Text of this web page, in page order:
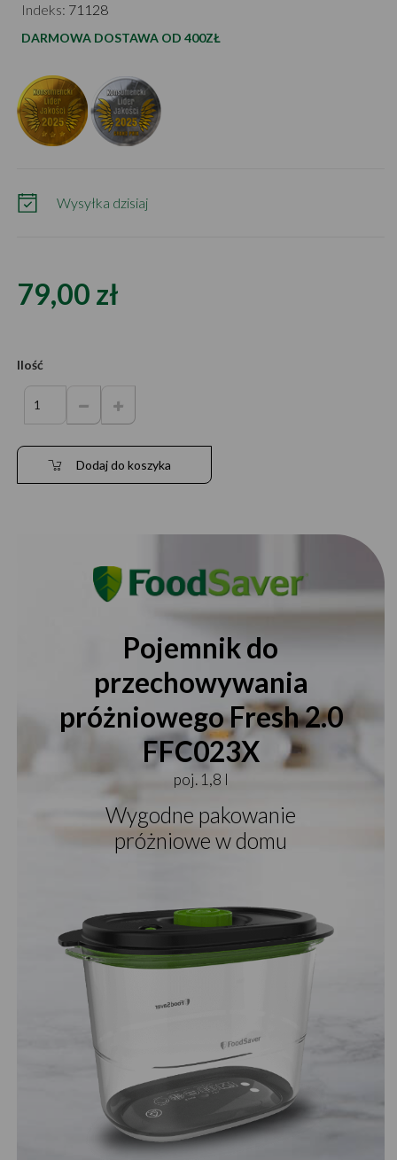
Indeks: 71128
DARMOWA DOSTAWA OD 400ZŁ
Wysyłka dzisiaj
79,00 zł
Ilość
Dodaj do koszyka
Pojemnik do
przechowywania
próżniowego Fresh 2.0
FFC023X
poj. 1,8 l
Wygodne pakowanie
próżniowe w domu